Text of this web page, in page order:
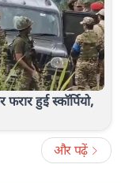
हुई स्कॉर्पियो,
और पढ़ें